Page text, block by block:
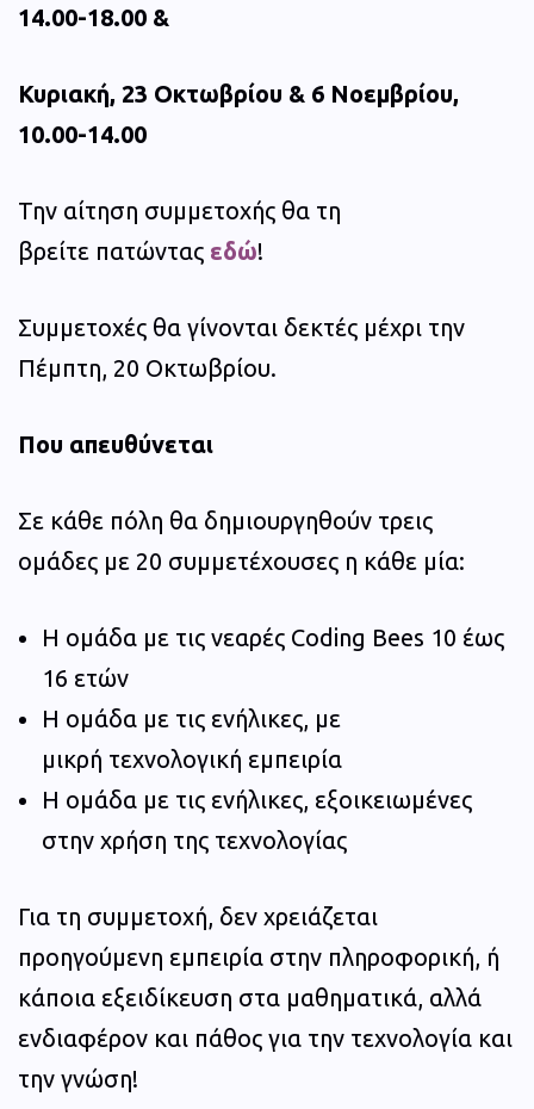
14.00-18.00 &
Κυριακή, 23 Οκτωβρίου & 6 Νοεμβρίου,
10.00-14.00
Την αίτηση συμμετοχής θα τη
βρείτε πατώντας εδώ!
Συμμετοχές θα γίνονται δεκτές μέχρι την
Πέμπτη, 20 Οκτωβρίου.
Που απευθύνεται
Σε κάθε πόλη θα δημιουργηθούν τρεις
ομάδες με 20 συμμετέχουσες η κάθε μία:
Η ομάδα με τις νεαρές Coding Bees 10 έως
16 ετών
Η ομάδα με τις ενήλικες, με
μικρή τεχνολογική εμπειρία
Η ομάδα με τις ενήλικες, εξοικειωμένες
στην χρήση της τεχνολογίας
Για τη συμμετοχή, δεν χρειάζεται
προηγούμενη εμπειρία στην πληροφορική, ή
κάποια εξειδίκευση στα μαθηματικά, αλλά
ενδιαφέρον και πάθος για την τεχνολογία και
την γνώση!